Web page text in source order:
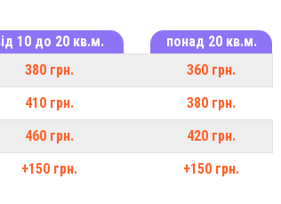
10 до 20 кв.м.
понад 20 кв.м.
380 грн.
360 грн.
410 грн.
380 грн.
460 грн.
420 грн.
+150 грн. +150 грн.